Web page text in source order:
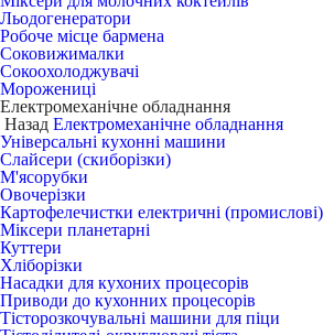
Льодогенератори
Робоче місце бармена
Соковижималки
Сокоохолоджувачі
Морожениці
Електромеханічне обладнання
Назад Електромеханічне обладнання
Універсальні кухонні машини
Слайсери (скиборізки)
М'ясорубки
Овочерізки
Картофелечистки електричні (промислові)
Міксери планетарні
Куттери
Хліборізки
Насадки для кухоних процесорів
Приводи до кухонних процесорів
Тісторозкочувальні машини для піци